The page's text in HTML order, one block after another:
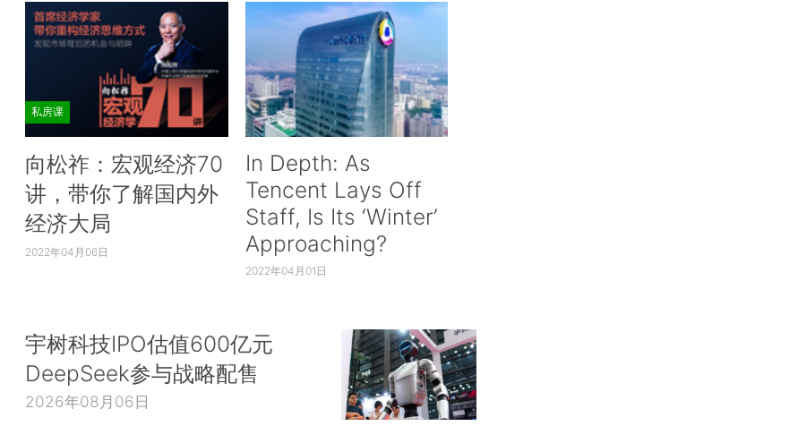
私房课
向松祚：宏观经济70
讲，带你了解国内外
经济大局
2022年04月06日
In Depth: As
Tencent Lays Off
Staff, Is Its ‘Winter’
Approaching?
2022年04月01日
宇树科技IPO估值600亿元
DeepSeek参与战略配售
2026年08月06日